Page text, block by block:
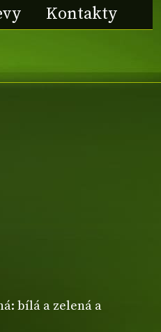
Kontakty
bílá a zelená a